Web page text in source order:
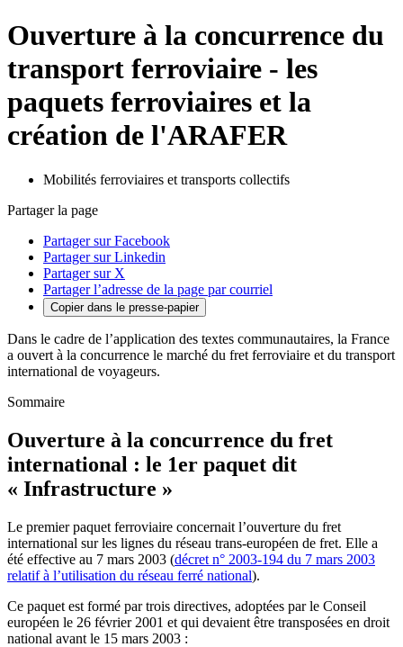
Ouverture à la concurrence du
transport ferroviaire - les
paquets ferroviaires et la
création de l'ARAFER
Mobilités ferroviaires et transports collectifs
Partager la page
Partager sur Facebook
Partager sur Linkedin
Partager sur X
Partager l’adresse de la page par courriel
Copier dans le presse-papier
Dans le cadre de l’application des textes communautaires, la France
a ouvert à la concurrence le marché du fret ferroviaire et du transport
international de voyageurs.
Sommaire
Ouverture à la concurrence du fret
international : le 1er paquet dit
« Infrastructure »
Le premier paquet ferroviaire concernait l’ouverture du fret
international sur les lignes du réseau trans-européen de fret. Elle a
été effective au 7 mars 2003 (décret n° 2003-194 du 7 mars 2003
relatif à l’utilisation du réseau ferré national).
Ce paquet est formé par trois directives, adoptées par le Conseil
européen le 26 février 2001 et qui devaient être transposées en droit
national avant le 15 mars 2003 :